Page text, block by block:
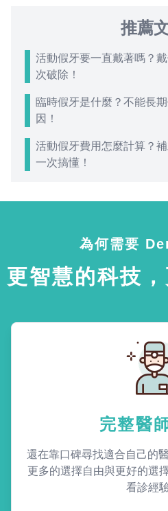
推薦
活動假牙要一直戴著嗎？
次破除！
臨時假牙是什麼？不能長
因！
活動假牙費用怎麼計算？
一次搞懂！
為何需要
更智慧的科技
完整醫
還在靠口碑尋找適合自己的
更多的選擇自由與更好的選
看診經驗